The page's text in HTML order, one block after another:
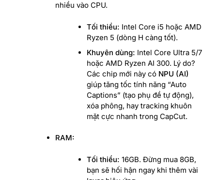
nhiều vào CPU.
Tối thiểu: Intel Core i5 hoặc AMD
Ryzen 5 (dòng H càng tốt).
Khuyên dùng: Intel Core Ultra 5/7
hoặc AMD Ryzen AI 300. Lý do?
Các chip mới này có NPU (AI)
giúp tăng tốc tính năng “Auto
Captions” (tạo phụ đề tự động),
xóa phông, hay tracking khuôn
mặt cực nhanh trong CapCut.
RAM:
Tối thiểu: 16GB. Đừng mua 8GB,
bạn sẽ hối hận ngay khi thêm vài